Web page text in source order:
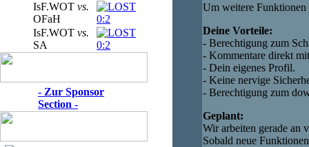
IsF.WOT vs.
OFaH
0:2
IsF.WOT vs.
SA
0:2
- Zur Sponsor
Section -
Um weitere
Deine Vorteile:
- Berechtigung zum
- Kommentare direkt
- Dein eigenes Profil.
- Keine nervige
- Berechtigung zum
Geplant:
Wir arbeiten gerade an
Sobald neue